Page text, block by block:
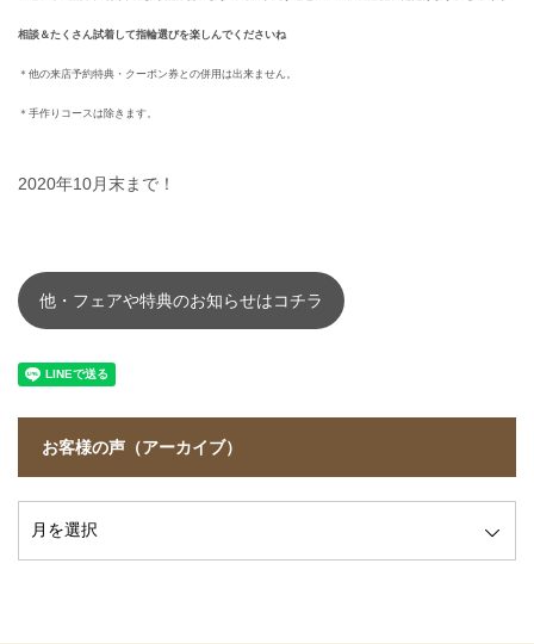
相談＆たくさん試着して指輪選びを楽しんでくださいね
＊他の来店予約特典・クーポン券との併用は出来ません。
＊手作りコースは除きます。
2020年10月末まで！
他・フェアや特典のお知らせはコチラ
お客様の声（アーカイブ）